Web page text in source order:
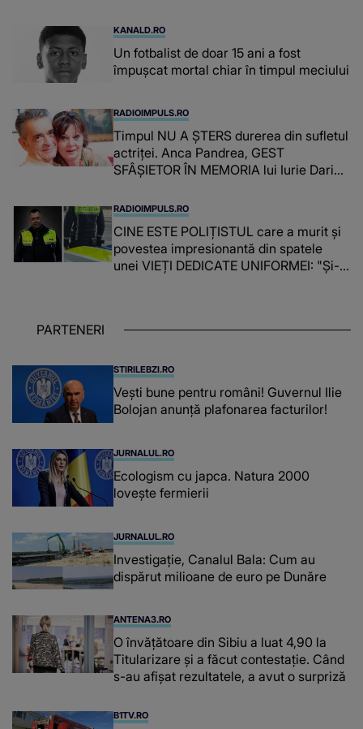
KANALD.RO
Un fotbalist de doar 15 ani a fost
împușcat mortal chiar în timpul meciului
RADIOIMPULS.RO
Timpul NU A ȘTERS durerea din sufletul
actriței. Anca Pandrea, GEST
SFÂȘIETOR ÎN MEMORIA lui Iurie Darie:
timpul parcă..."
RADIOIMPULS.RO
CINE ESTE POLIȚISTUL care a murit și
povestea impresionantă din spatele
unei VIEȚI DEDICATE UNIFORMEI: "Și-a
PARTENERI
STIRILEBZI.RO
Vești bune pentru români! Guvernul Ilie
Bolojan anunță plafonarea facturilor!
JURNALUL.RO
Ecologism cu japca. Natura 2000
lovește fermierii
JURNALUL.RO
Investigație, Canalul Bala: Cum au
dispărut milioane de euro pe Dunăre
ANTENA3.RO
O învățătoare din Sibiu a luat 4,90 la
Titularizare și a făcut contestație. Când
s-au afișat rezultatele, a avut o surpriză
B1TV.RO